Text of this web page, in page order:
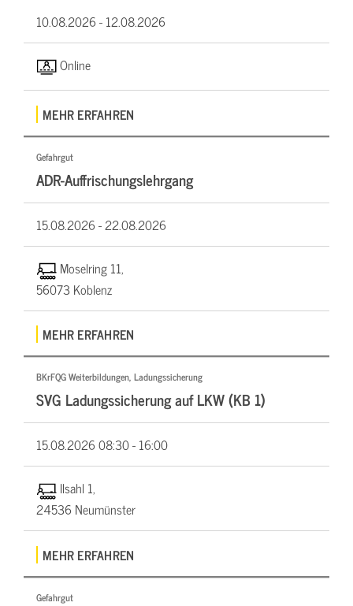
10.08.2026 -12.08.2026
Online
MEHR ERFAHREN
Gefahrgut
ADR-Auffrischungslehrgang
15.08.2026 -22.08.2026
Moselring 11,
56073 Koblenz
MEHR ERFAHREN
BKrFQG Weiterbildungen, Ladungssicherung
SVG Ladungssicherung auf LKW (KB 1)
15.08.202608:30 - 16:00
Ilsahl 1,
24536 Neumünster
MEHR ERFAHREN
Gefahrgut